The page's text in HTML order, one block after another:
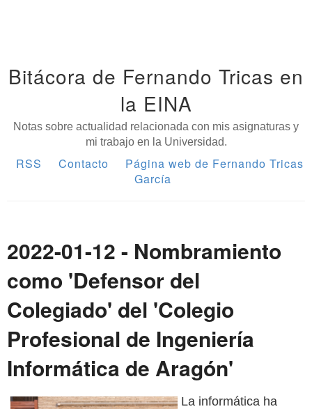
Bitácora de Fernando Tricas en
la EINA
Notas sobre actualidad relacionada con mis asignaturas y
mi trabajo en la Universidad.
RSS Contacto
Página web de Fernando Tricas
García
2022-01-12 - Nombramiento
como 'Defensor del
Colegiado' del 'Colegio
Profesional de Ingeniería
Informática de Aragón'
La informática ha